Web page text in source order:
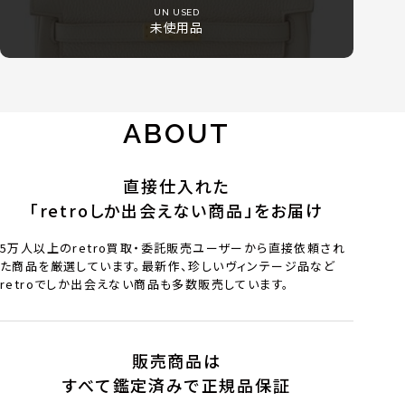
UN USED
未使用品
ABOUT
直接仕入れた
「retroしか出会えない商品」をお届け
5万人以上のretro買取・委託販売ユーザーから直接依頼され
た商品を厳選しています。最新作、珍しいヴィンテージ品など
retroでしか出会えない商品も多数販売しています。
販売商品は
すべて鑑定済みで正規品保証